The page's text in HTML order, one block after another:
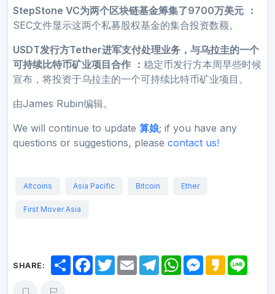
StepStone VC为两个区块链基金筹集了9700万美元 ：
SEC文件显示这两个私募股权基金的集合投资数额。
USDT发行方Tether进军支付处理业务，与乌拉圭的一个
可持续比特币矿业项目合作 ： 稳定币发行方本周早些时候
宣布，将投资于乌拉圭的一个可持续比特币矿业项目。
由James Rubin编辑。
We will continue to update 算娘; if you have any
questions or suggestions, please contact us!
Altcoins Asia Pacific Bitcoin Ether
First Mover Asia
SHARE:
S
h
F
a
T
w
E
m
T
e
W
h
M
e
K
a